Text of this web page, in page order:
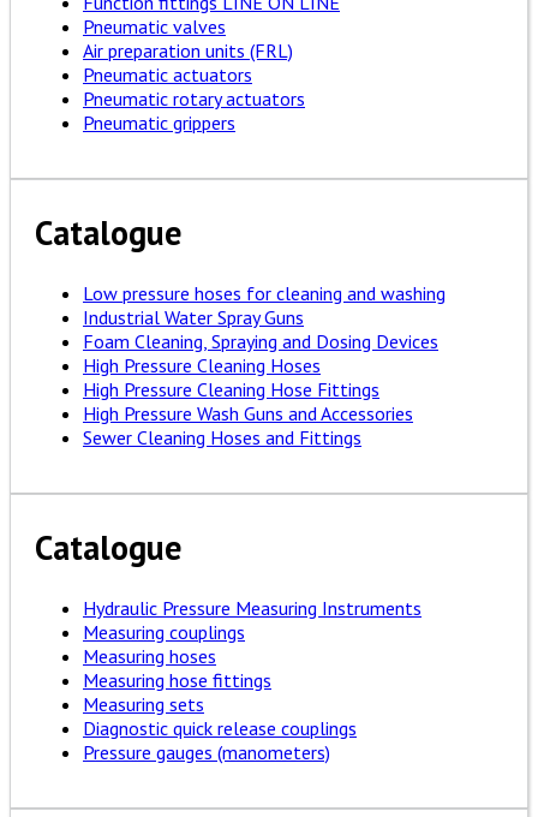
Pneumatic valves
Air preparation units (FRL)
Pneumatic actuators
Pneumatic rotary actuators
Pneumatic grippers
Catalogue
Low pressure hoses for cleaning and washing
Industrial Water Spray Guns
Foam Cleaning, Spraying and Dosing Devices
High Pressure Cleaning Hoses
High Pressure Cleaning Hose Fittings
High Pressure Wash Guns and Accessories
Sewer Cleaning Hoses and Fittings
Catalogue
Hydraulic Pressure Measuring Instruments
Measuring couplings
Measuring hoses
Measuring hose fittings
Measuring sets
Diagnostic quick release couplings
Pressure gauges (manometers)